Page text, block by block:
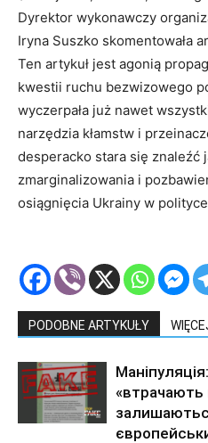
Dyrektor wykonawczy
Iryna Suszko skomentowała
Ten artykuł jest agonią
kwestii ruchu bezwizowego
wyczerpała już nawet
narzędzia kłamstw i
desperacko stara się znaleźć
zmarginalizowania i
osiągnięcia Ukrainy w
PODOBNE ARTYKUŁY
«втрачають